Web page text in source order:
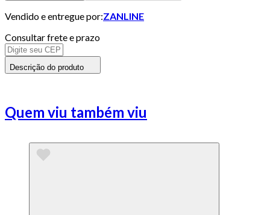
Vendido e entregue por:ZANLINE
Consultar frete e prazo
Descrição do produto
Quem viu também viu